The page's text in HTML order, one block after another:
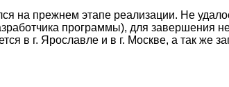
на прежнем этапе реализации. Не
программы), для завершения
в г. Ярославле и в г. Москве, а так же